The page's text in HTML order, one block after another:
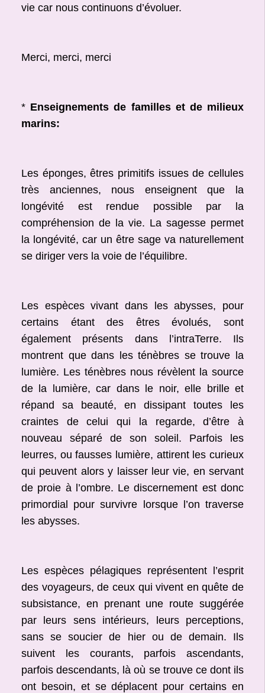
vie car nous continuons d’évoluer.
Merci, merci, merci
* Enseignements de familles et de milieux
marins:
Les éponges, êtres primitifs issues de cellules
très anciennes, nous enseignent que la
longévité est rendue possible par la
compréhension de la vie. La sagesse permet
la longévité, car un être sage va naturellement
se diriger vers la voie de l’équilibre.
Les espèces vivant dans les abysses, pour
certains étant des êtres évolués, sont
également présents dans l’intraTerre. Ils
montrent que dans les ténèbres se trouve la
lumière. Les ténèbres nous révèlent la source
de la lumière, car dans le noir, elle brille et
répand sa beauté, en dissipant toutes les
craintes de celui qui la regarde, d’être à
nouveau séparé de son soleil. Parfois les
leurres, ou fausses lumière, attirent les curieux
qui peuvent alors y laisser leur vie, en servant
de proie à l’ombre. Le discernement est donc
primordial pour survivre lorsque l’on traverse
les abysses.
Les espèces pélagiques représentent l’esprit
des voyageurs, de ceux qui vivent en quête de
subsistance, en prenant une route suggérée
par leurs sens intérieurs, leurs perceptions,
sans se soucier de hier ou de demain. Ils
suivent les courants, parfois ascendants,
parfois descendants, là où se trouve ce dont ils
ont besoin, et se déplacent pour certains en